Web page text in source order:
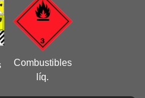
Combustibles
líq.